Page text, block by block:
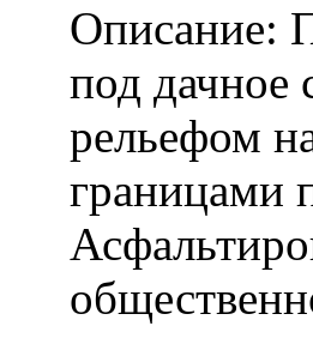
Описание:
под дачное
рельефом
границами